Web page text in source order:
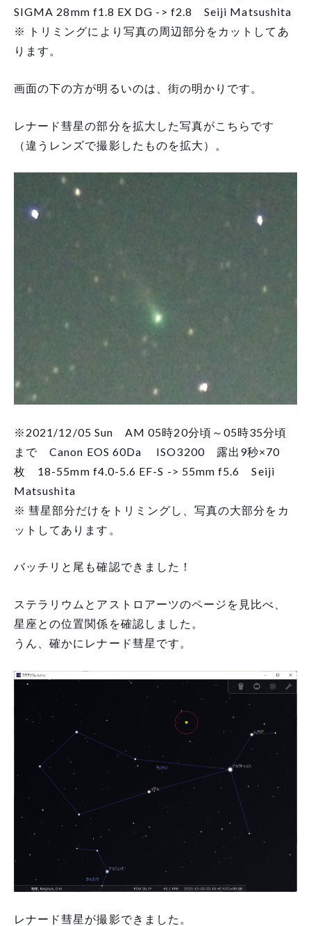
SIGMA 28mm f1.8 EX DG -> f2.8 Seiji Matsushita
※ トリミングにより写真の周辺部分をカットしてあ
ります。
画面の下の方が明るいのは、街の明かりです。
レナード彗星の部分を拡大した写真がこちらです
（違うレンズで撮影したものを拡大）。
※2021/12/05 Sun AM 05時20分頃～05時35分頃
まで Canon EOS 60Da ISO3200 露出9秒×70
枚 18-55mm f4.0-5.6 EF-S -> 55mm f5.6 Seiji
Matsushita
※ 彗星部分だけをトリミングし、写真の大部分をカ
ットしてあります。
バッチリと尾も確認できました！
ステラリウムとアストロアーツのページを見比べ、
星座との位置関係を確認しました。
うん、確かにレナード彗星です。
レナード彗星が撮影できました。